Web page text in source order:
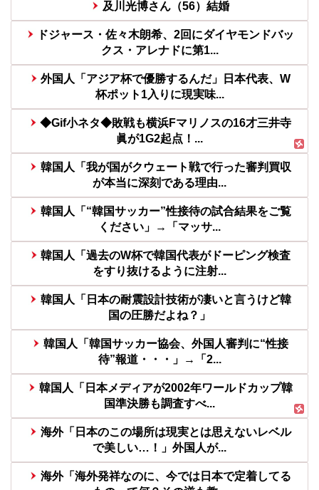
及川光博さん（56）結婚
ドジャース・佐々木朗希、2回にダイヤモンドバッ
クス・アレナドに第1...
外国人「アジア杯で優勝するんだ」日本代表、W
杯ポット1入りに現実味...
◆Gif小ネタ◆敗戦も横浜Fマリノスの16才三井寺
眞が1G2起点！...
韓国人「我が国がクウェート戦で行った審判買収
が本当に深刻である理由...
韓国人「“韓国サッカー”性接待の試合結果をご覧
ください」→「マッサ...
韓国人「過去のW杯で韓国代表がドーピング検査
をすり抜けるように注射...
韓国人「日本の耐震設計技術が凄いと言うけど韓
国の圧勝だよね？」
韓国人「韓国サッカー協会、外国人審判に“性接
待”報道・・・」→「2...
韓国人「日本メディアが2002年ワールドカップ韓
国準決勝も調査すべ...
海外「日本のこの場所は現実とは思えないレベル
で美しい…！」外国人が...
海外「海外発祥なのに、今では日本で定着してる